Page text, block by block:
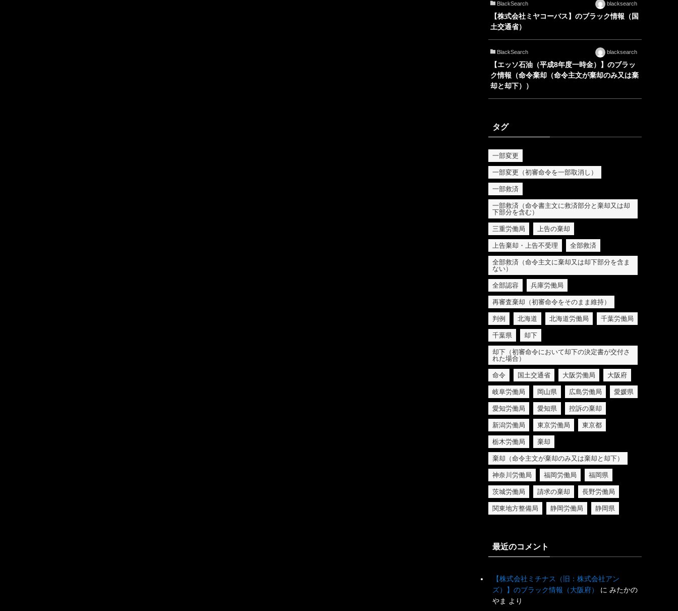
BlackSearch blacksearch
【株式会社ミヤコーバス】のブラック情報（国
土交通省）
BlackSearch blacksearch
【エッソ石油（平成8年度一時金）】のブラッ
ク情報（命令棄却（命令主文が棄却のみ又は棄
却と却下））
タグ
一部変更
一部変更（初審命令を一部取消し）
一部救済
一部救済（命令書主文に救済部分と棄却又は却
下部分を含む）
三重労働局 上告の棄却
上告棄却・上告不受理 全部救済
全部救済（命令主文に棄却又は却下部分を含ま
ない）
全部認容 兵庫労働局
再審査棄却（初審命令をそのまま維持）
判例 北海道 北海道労働局 千葉労働局
千葉県 却下
却下（初審命令において却下の決定書が交付さ
れた場合）
命令 国土交通省 大阪労働局 大阪府
岐阜労働局 岡山県 広島労働局 愛媛県
愛知労働局 愛知県 控訴の棄却
新潟労働局 東京労働局 東京都
栃木労働局 棄却
棄却（命令主文が棄却のみ又は棄却と却下）
神奈川労働局 福岡労働局 福岡県
茨城労働局 請求の棄却 長野労働局
関東地方整備局 静岡労働局 静岡県
最近のコメント
【株式会社ミチナス（旧：株式会社アン
ズ）】のブラック情報（大阪府）
に みたかの
やま より